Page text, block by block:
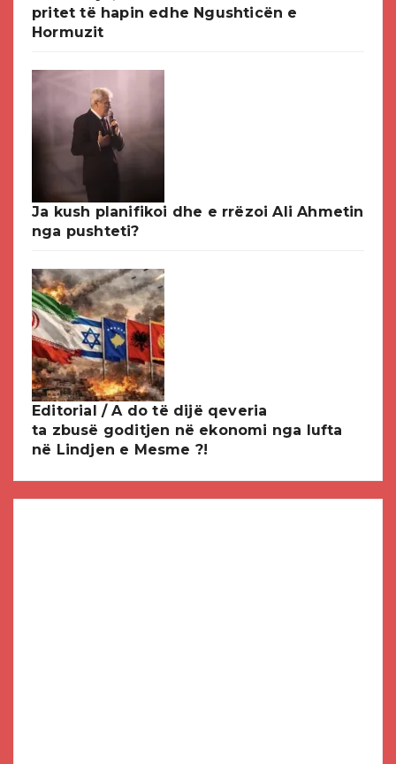
pritet të hapin edhe Ngushticën e
Hormuzit
Ja kush planifikoi dhe e rrëzoi Ali Ahmetin
nga pushteti?
Editorial / A do të dijë qeveria
ta zbusë goditjen në ekonomi nga lufta
në Lindjen e Mesme ?!